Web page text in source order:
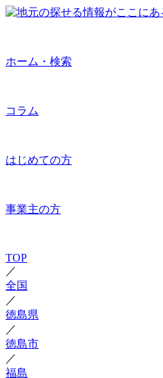
ホーム・検索
コラム
はじめての方
事業主の方
TOP
／
全国
／
徳島県
／
徳島市
／
福島